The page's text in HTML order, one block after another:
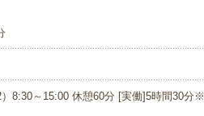
8:30～15:00 休憩60分 [実働]5時間30分※